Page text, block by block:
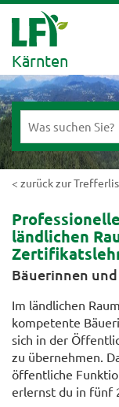
Kärnten
< zurück zur
ländlichen
Bäuerinnen
Im ländlichen
kompetente
sich in der
zu übernehmen.
öffentliche
erlernst du in fünf